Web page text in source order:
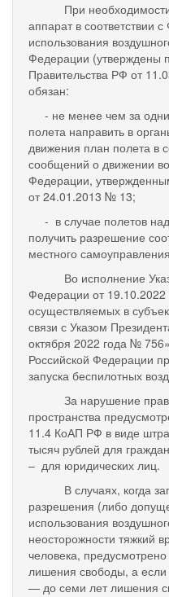
При необходимости
аппарат в соответствии
использования
Федерации (утверждены
Правительства РФ от
обязан:
- не менее чем за одни
полета направить в
движения план полета в
сообщений о движении
Федерации,
от 24.01.2013 № 13;
- в случае полетов
получить разрешение
местного
Во исполнение Указа
Федерации от
осуществляемых в
связи с Указом
октября 2022 года №
Российской Федерации
запуска беспилотных
За нарушение правил
пространства
11.4 КоАП РФ в виде
тысяч рублей для
– для юридических лиц.
В случаях, когда
разрешения (либо
использования
неосторожности тяжкий
человека,
лишения свободы, а
— до семи лет лишения